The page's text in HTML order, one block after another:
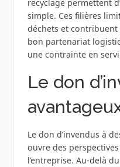
recyclage permettent
simple. Ces filières
déchets et contribuent
bon partenariat
une contrainte en
Le don
Le don d’invendus à
ouvre des
l’entreprise. Au‑delà